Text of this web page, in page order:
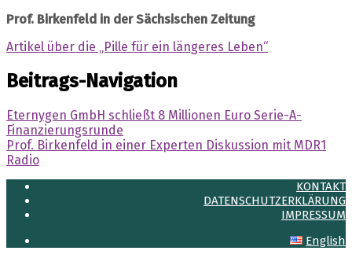
Prof. Birkenfeld in der Sächsischen Zeitung
Artikel über die „Pille für ein längeres Leben“
Beitrags-Navigation
Eternygen GmbH schließt 8 Millionen Euro Serie-A-
Finanzierungsrunde
Prof. Birkenfeld in einer Experten Diskussion mit MDR1
Radio
KONTAKT
DATENSCHUTZERKLÄRUNG
IMPRESSUM
English